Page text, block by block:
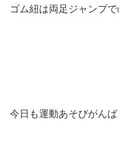
ゴム紐は両足ジャンプ
今日も運動あそびがんば